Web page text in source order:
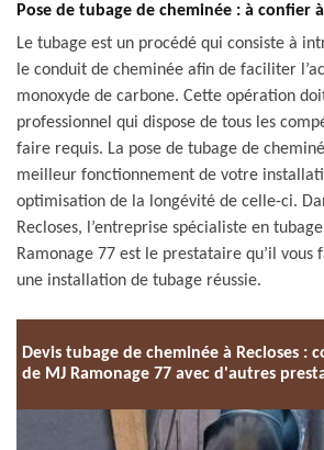
Pose de tubage de cheminée : à confier
Le tubage est un procédé qui consiste à
le conduit de cheminée afin de faciliter
monoxyde de carbone. Cette opération
professionnel qui dispose de tous les
faire requis. La pose de tubage de
meilleur fonctionnement de votre
optimisation de la longévité de celle-ci.
Recloses, l’entreprise spécialiste en
Ramonage 77 est le prestataire qu’il vous
une installation de tubage réussie.
Devis tubage de cheminée à Recloses :
de MJ Ramonage 77 avec d'autres